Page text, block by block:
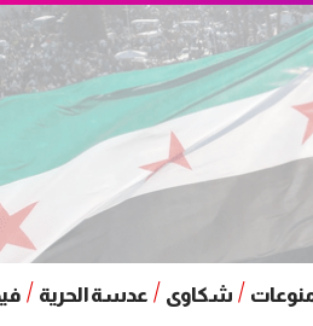
شكاوى عدسة الحرية